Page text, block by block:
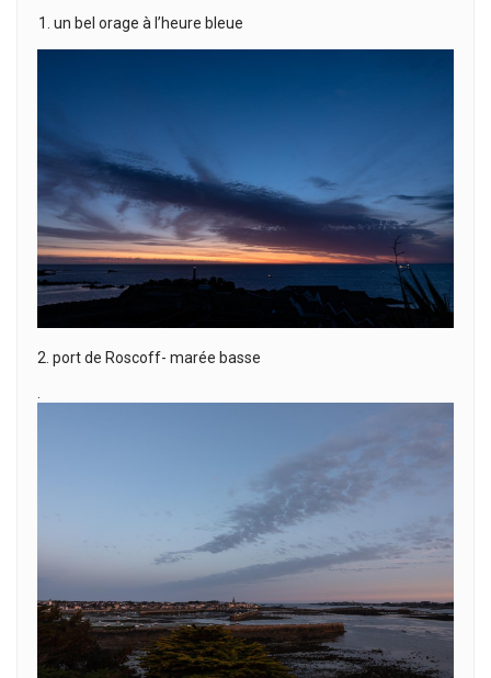
un bel orage à l’heure bleue
2. port de Roscoff- marée basse